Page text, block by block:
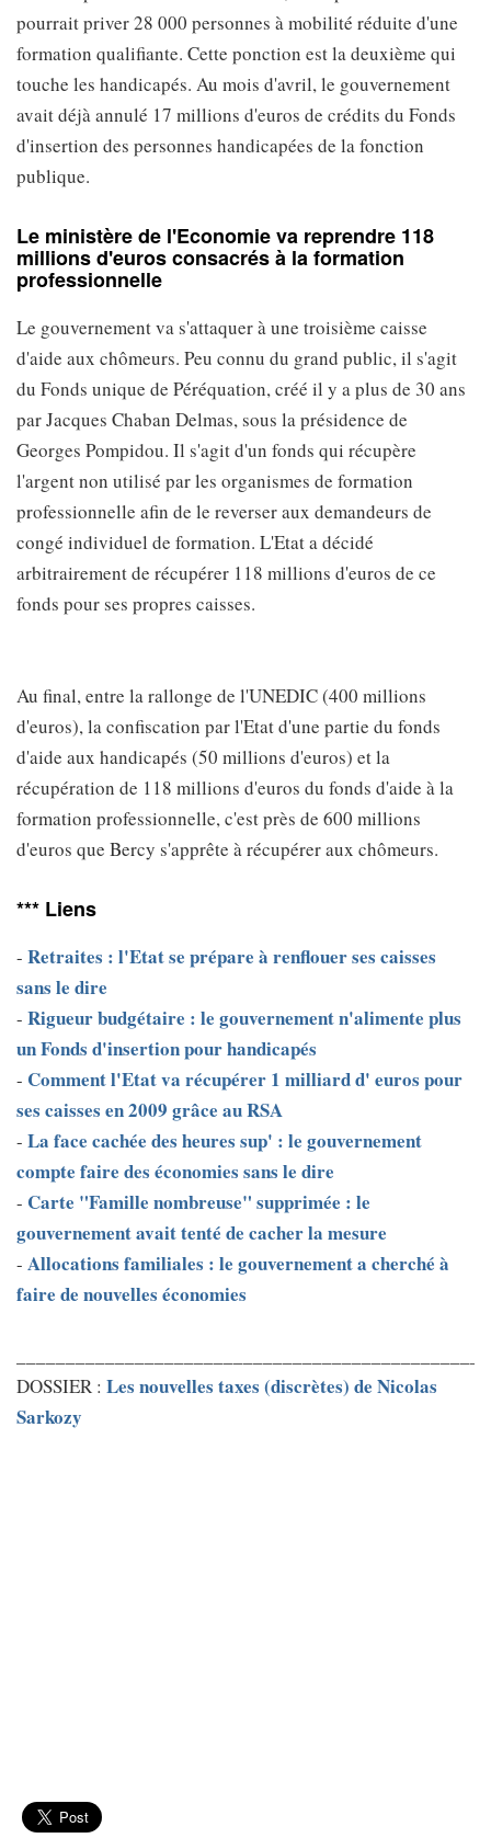
pourrait priver 28 000 personnes à mobilité réduite d'une
formation qualifiante. Cette ponction est la deuxième qui
touche les handicapés. Au mois d'avril, le gouvernement
avait déjà annulé 17 millions d'euros de crédits du Fonds
d'insertion des personnes handicapées de la fonction
publique.
Le ministère de l'Economie va reprendre 118
millions d'euros consacrés à la formation
professionnelle
Le gouvernement va s'attaquer à une troisième caisse
d'aide aux chômeurs. Peu connu du grand public, il s'agit
du Fonds unique de Péréquation, créé il y a plus de 30 ans
par Jacques Chaban Delmas, sous la présidence de
Georges Pompidou. Il s'agit d'un fonds qui récupère
l'argent non utilisé par les organismes de formation
professionnelle afin de le reverser aux demandeurs de
congé individuel de formation. L'Etat a décidé
arbitrairement de récupérer 118 millions d'euros de ce
fonds pour ses propres caisses.
Au final, entre la rallonge de l'UNEDIC (400 millions
d'euros), la confiscation par l'Etat d'une partie du fonds
d'aide aux handicapés (50 millions d'euros) et la
récupération de 118 millions d'euros du fonds d'aide à la
formation professionnelle, c'est près de 600 millions
d'euros que Bercy s'apprête à récupérer aux chômeurs.
*** Liens
- Retraites : l'Etat se prépare à renflouer ses caisses
sans le dire
- Rigueur budgétaire : le gouvernement n'alimente plus
un Fonds d'insertion pour handicapés
- Comment l'Etat va récupérer 1 milliard d' euros pour
ses caisses en 2009 grâce au RSA
- La face cachée des heures sup' : le gouvernement
compte faire des économies sans le dire
- Carte "Famille nombreuse" supprimée : le
gouvernement avait tenté de cacher la mesure
- Allocations familiales : le gouvernement a cherché à
faire de nouvelles économies
DOSSIER : Les nouvelles taxes (discrètes) de Nicolas
Sarkozy